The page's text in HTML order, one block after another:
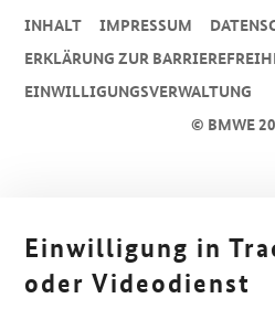
© BMWE
INHALT IMPRESSUM
ERKLÄRUNG ZUR
EINWILLIGUNGSVERWALTUNG
Einwilligung in
oder Videodienst